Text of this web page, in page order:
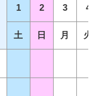
1 2 3 4
土 日 月 火